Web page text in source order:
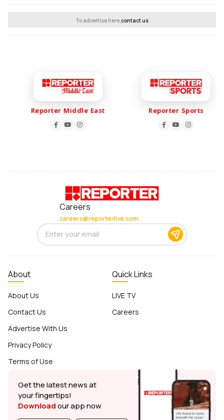
To advertise here,contact us
Reporter Middle East Reporter Sports
Careers
careers@reporterlive.com
About
About Us
Contact Us
Advertise With Us
Privacy Policy
Terms of Use
Quick Links
LIVE TV
Careers
Get the latest news at
your fingertips!
Downloadour app now